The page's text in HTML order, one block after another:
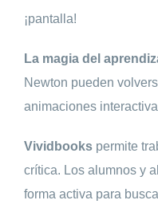
¡pantalla!
La magia del
Newton pueden
animaciones
Vividbooks permite
crítica. Los alumnos y
forma activa para